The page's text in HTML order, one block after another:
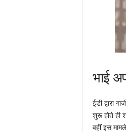
भाई
ईडी द्वारा
शुरू होते ही
वहीं इस